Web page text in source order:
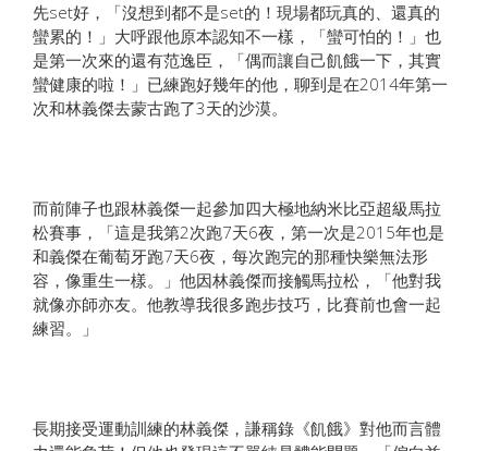
先set好，「沒想到都不是set的！現場都玩真的、還真的
蠻累的！」大呼跟他原本認知不一樣，「蠻可怕的！」也
是第一次來的還有范逸臣，「偶而讓自己飢餓一下，其實
蠻健康的啦！」已練跑好幾年的他，聊到是在2014年第一
次和林義傑去蒙古跑了3天的沙漠。
而前陣子也跟林義傑一起參加四大極地納米比亞超級馬拉
松賽事，「這是我第2次跑7天6夜，第一次是2015年也是
和義傑在葡萄牙跑7天6夜，每次跑完的那種快樂無法形
容，像重生一樣。」他因林義傑而接觸馬拉松，「他對我
就像亦師亦友。他教導我很多跑步技巧，比賽前也會一起
練習。」
長期接受運動訓練的林義傑，謙稱錄《飢餓》對他而言體